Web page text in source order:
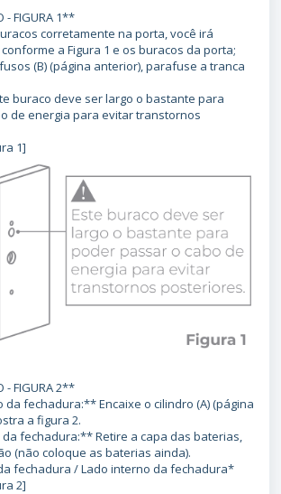
- FIGURA 1**
corretamente na porta, você irá
a Figura 1 e os buracos da porta;
(B) (página anterior), parafuse a tranca
buraco deve ser largo o bastante para
de energia para evitar transtornos
1]
- FIGURA 2**
fechadura:** Encaixe o cilindro (A) (página
a figura 2.
fechadura:** Retire a capa das baterias,
(não coloque as baterias ainda).
fechadura / Lado interno da fechadura*
2]